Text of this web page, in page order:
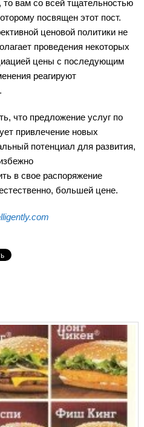
вам со всей тщательностью
посвящен этот пост.
ценовой политики не
проведения некоторых
цены с последующим
реагируют
что предложение услуг по
привлечение новых
потенциал для развития,
в свое распоряжение
большей цене.